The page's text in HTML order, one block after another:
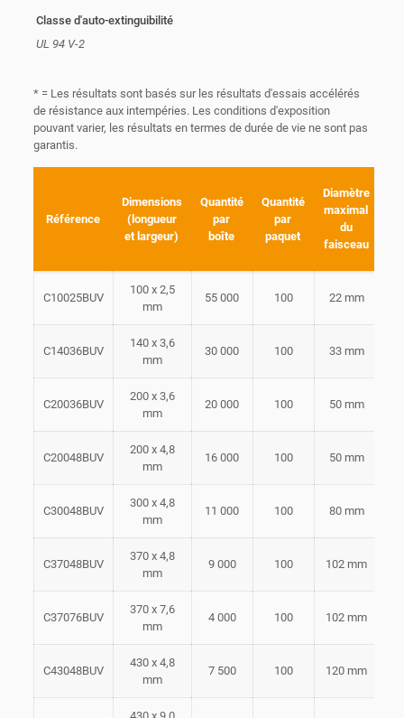
Classe d'auto-extinguibilité
UL 94 V-2
* = Les résultats sont basés sur les résultats d'essais accélérés
de résistance aux intempéries. Les conditions d'exposition
pouvant varier, les résultats en termes de durée de vie ne sont pas
garantis.
Référence
Dimensions
(longueur
et largeur)
Quantité
par
boîte
Quantité
par
paquet
Diamètre
maximal
du
faisceau
C10025BUV
100 x 2,5
mm
55 000 100 22 mm
C14036BUV
140 x 3,6
mm
30 000 100 33 mm
C20036BUV
200 x 3,6
mm
20 000 100 50 mm
C20048BUV
200 x 4,8
mm
16 000 100 50 mm
C30048BUV
300 x 4,8
mm
11 000 100 80 mm
C37048BUV
370 x 4,8
mm
9 000 100 102 mm
C37076BUV
370 x 7,6
mm
4 000 100 102 mm
C43048BUV
430 x 4,8
mm
7 500 100 120 mm